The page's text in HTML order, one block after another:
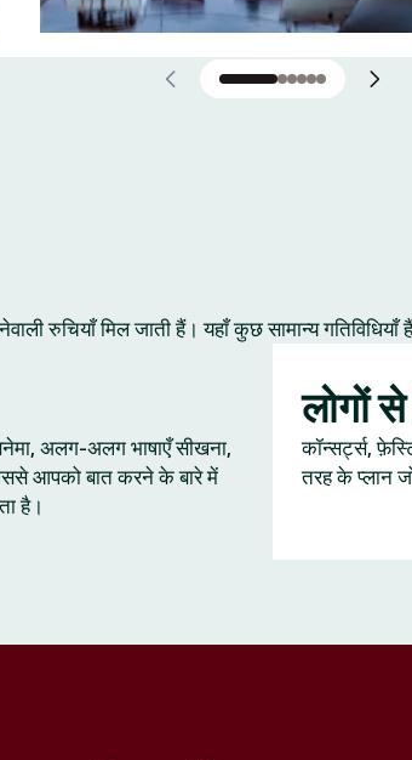
रुचियाँ मिल जाती हैं। यहाँ कुछ सामान्य गतिविधियाँ
अलग-अलग भाषाएँ सीखना,
आपको बात करने के बारे में
है।
लोगों
कॉन्सर्ट्स,
तरह के प्लान